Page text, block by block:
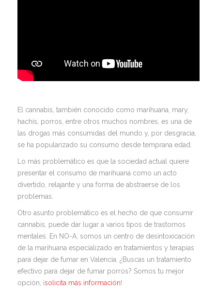
El cannabis, también conocido como marihuana, mary,
hachís, porros, entre otros muchos nombres, es una de
las drogas más consumidas del mundo y, por desgracia,
se ha popularizado su consumo desde temprana edad.
Lo más problemático es que la sociedad actual quiere
presentar el consumo de marihuana como un acto
divertido, relajante y una forma de abstraerse de los
problemas.
Otro asunto problemático es el hecho de que consumir
cannabis, puede dar lugar a varios tipos de trastornos
mentales. En NO-A, somos un centro de desintoxicación
de la marihuana especializado en tratamientos y terapias
para dejar de fumar en Valencia. ¿Buscas un tratamiento
efectivo para dejar de fumar porros? Somos tu mejor
opción, ¡solicita más información!